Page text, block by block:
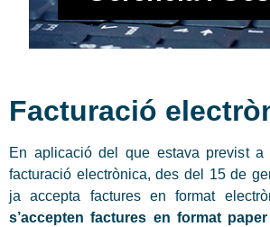
Facturació
En aplicació del que estava previst
facturació electrònica, des del 15 de
ja accepta factures en format
s’accepten factures en format paper